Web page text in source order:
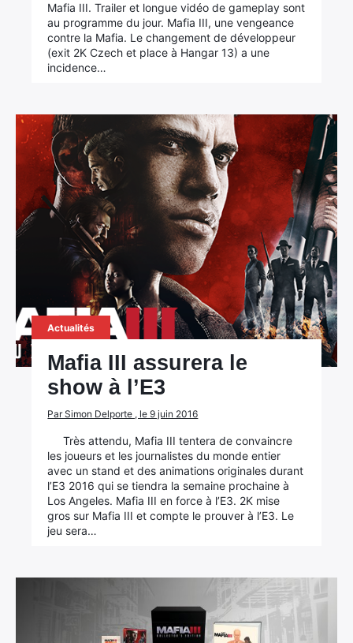
Mafia III. Trailer et longue vidéo de gameplay sont
au programme du jour. Mafia III, une vengeance
contre la Mafia. Le changement de développeur
(exit 2K Czech et place à Hangar 13) a une
incidence…
Actualités
Mafia III assurera le
show à l’E3
Par Simon Delporte , le 9 juin 2016
Très attendu, Mafia III tentera de convaincre
les joueurs et les journalistes du monde entier
avec un stand et des animations originales durant
l’E3 2016 qui se tiendra la semaine prochaine à
Los Angeles. Mafia III en force à l’E3. 2K mise
gros sur Mafia III et compte le prouver à l’E3. Le
jeu sera…